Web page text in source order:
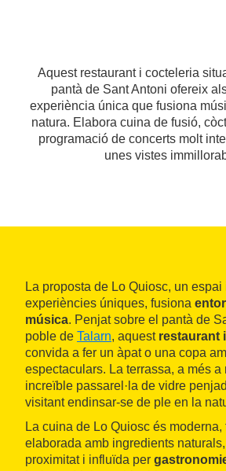
Aquest restaurant i cocteleria
pantà de Sant Antoni ofereix
experiència única que fusiona
natura. Elabora cuina de fusió,
programació de concerts molt
unes vistes
La proposta de Lo Quiosc, un
experiències úniques, fusiona
música. Penjat sobre el pantà de
poble de Talarn, aquest restaurant
convida a fer un àpat o una copa
espectaculars. La terrassa, a més a
increïble passarel·la de vidre
visitant endinsar-se de ple en la
La cuina de Lo Quiosc és
elaborada amb ingredients
proximitat i influïda per